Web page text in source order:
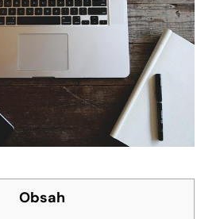
Obsah